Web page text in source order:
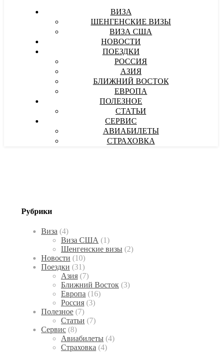
ВИЗА
ШЕНГЕНСКИЕ ВИЗЫ
ВИЗА США
НОВОСТИ
ПОЕЗДКИ
РОССИЯ
АЗИЯ
БЛИЖНИЙ ВОСТОК
ЕВРОПА
ПОЛЕЗНОЕ
СТАТЬИ
СЕРВИС
АВИАБИЛЕТЫ
СТРАХОВКА
Рубрики
Виза (4)
Виза США (1)
Шенгенские визы (2)
Новости (10)
Поездки (31)
Азия (7)
Ближний Восток (3)
Европа (16)
Россия (3)
Полезное (7)
Статьи (7)
Сервис (8)
Авиабилеты (4)
Страховка (4)